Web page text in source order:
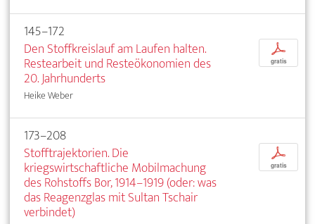
145–172
Den Stoffkreislauf am Laufen halten.
Restearbeit und Resteökonomien des
20. Jahrhunderts
Heike Weber
p
gratis
173–208
Stofftrajektorien. Die
kriegswirtschaftliche Mobilmachung
des Rohstoffs Bor, 1914–1919 (oder: was
das Reagenzglas mit Sultan Tschair
verbindet)
p
gratis